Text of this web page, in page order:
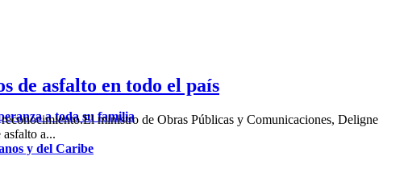
a toda su familia
y del Caribe
de asfalto en todo el país
ministro de Obras Públicas y Comunicaciones, Deligne
a...